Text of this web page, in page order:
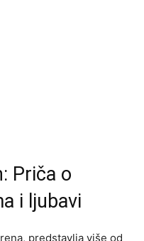
Priča o
i ljubavi
predstavlja više od